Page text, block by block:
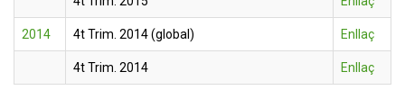
2014 4t Trim. 2014 (global) Enllaç
4t Trim. 2014 Enllaç